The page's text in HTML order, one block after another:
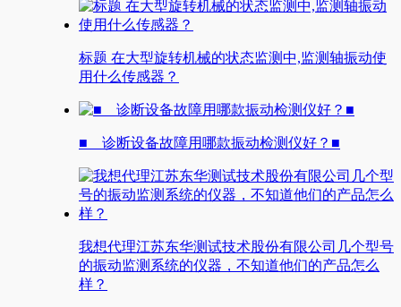
标题 在大型旋转机械的状态监测中,监测轴振动使
用什么传感器？
■ 诊断设备故障用哪款振动检测仪好？■
我想代理江苏东华测试技术股份有限公司几个型号
的振动监测系统的仪器，不知道他们的产品怎么
样？